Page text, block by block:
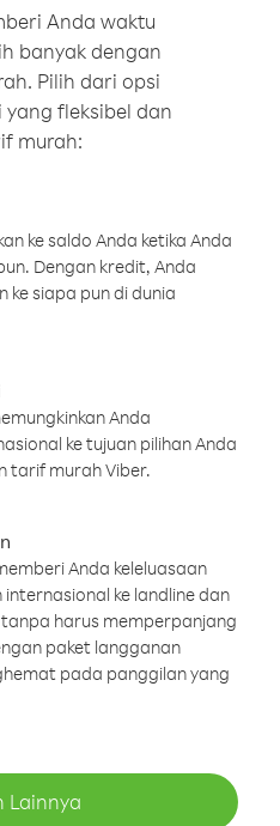
Anda waktu
banyak dengan
Pilih dari opsi
yang fleksibel dan
murah:
ke saldo Anda ketika Anda
Dengan kredit, Anda
siapa pun di dunia
Anda
ke tujuan pilihan Anda
tarif murah Viber.
Anda keleluasaan
ke landline dan
harus memperpanjang
paket langganan
pada panggilan yang
Lainnya